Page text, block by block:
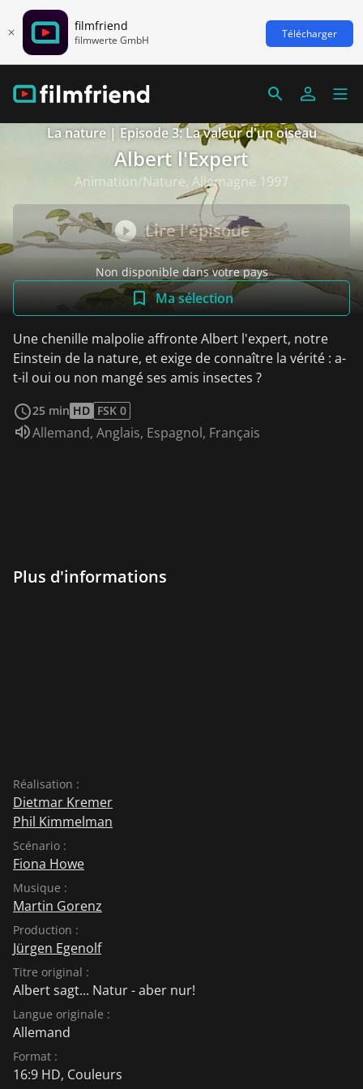
filmfriend
filmwerte GmbH Télécharger
La nature | Episode 3: La valeur d'un oiseau
Albert l'Expert
Animation/Nature, Allemagne 1997
Lire l'épisode
Non disponible dans votre pays
Ma sélection
Une chenille malpolie affronte Albert l'expert, notre
Einstein de la nature, et exige de connaître la vérité : a-
t-il oui ou non mangé ses amis insectes ?
25 min HD FSK 0
Audio :
Allemand, Anglais, Espagnol, Français
Plus d'informations
Réalisation :
Dietmar Kremer
Phil Kimmelman
Scénario :
Fiona Howe
Musique :
Martin Gorenz
Production :
Jürgen Egenolf
Titre original :
Albert sagt... Natur - aber nur!
Langue originale :
Allemand
Format :
16:9 HD, Couleurs